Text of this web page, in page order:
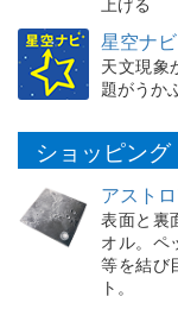
星空ナビ
天文現象
題がうか
ショッピング
アスト
表面と裏
オル。ペ
等を結び
ト。